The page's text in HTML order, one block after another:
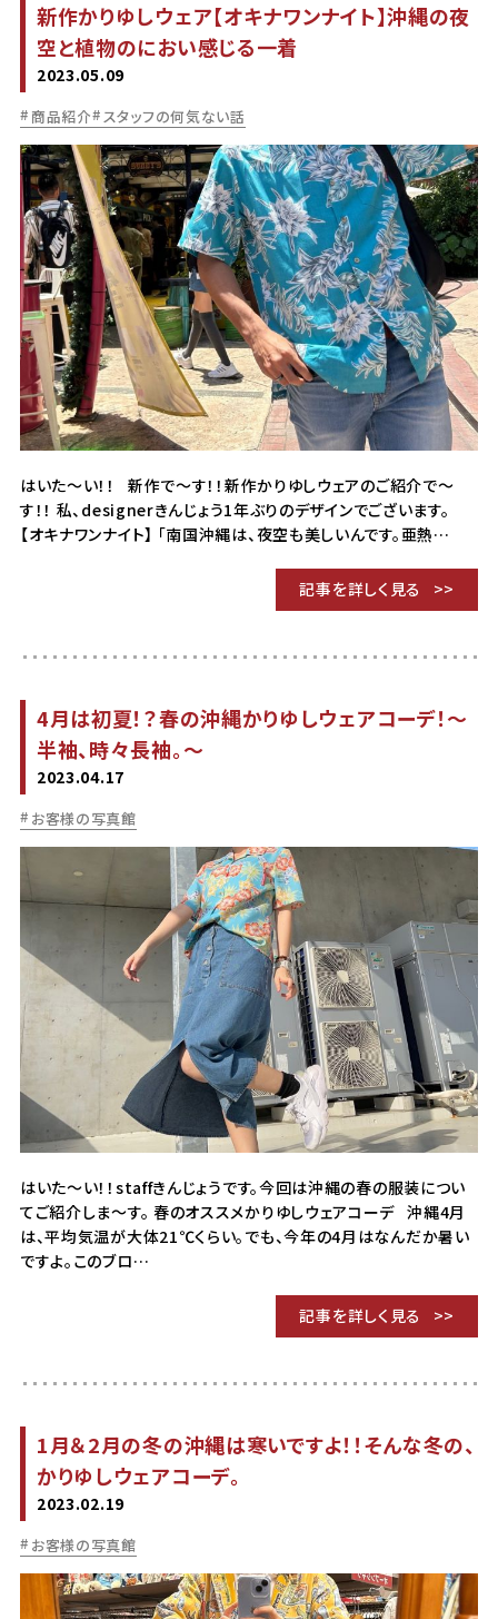
新作かりゆしウェア【オキナワンナイト】沖縄の夜
空と植物のにおい感じる一着
2023.05.09
商品紹介 スタッフの何気ない話
はいた～い！！ 新作で～す！！新作かりゆしウェアのご紹介で～
す！！ 私、designerきんじょう1年ぶりのデザインでございます。
【オキナワンナイト】 「南国沖縄は、夜空も美しいんです。亜熱…
記事を詳しく見る
4月は初夏！？春の沖縄かりゆしウェアコーデ！～
半袖、時々長袖。～
2023.04.17
お客様の写真館
はいた～い！！staffきんじょうです。今回は沖縄の春の服装につい
てご紹介しま～す。 春のオススメかりゆしウェアコーデ 沖縄4月
は、平均気温が大体21℃くらい。でも、今年の4月はなんだか暑い
ですよ。このブロ…
記事を詳しく見る
1月＆2月の冬の沖縄は寒いですよ！！そんな冬の、
かりゆしウェアコーデ。
2023.02.19
お客様の写真館